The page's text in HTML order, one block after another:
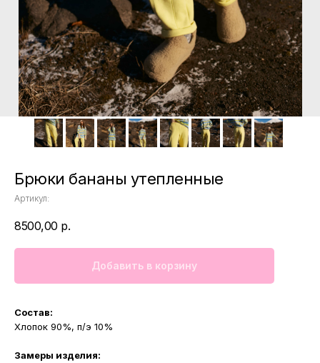
Брюки бананы утепленные
Артикул:
8500,00 р.
Добавить в корзину
Состав:
Хлопок 90%, п/э 10%
Замеры изделия: